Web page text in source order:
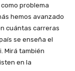
problema
hemos avanzado
cuántas carreras
se enseña el
Mirá también
en la